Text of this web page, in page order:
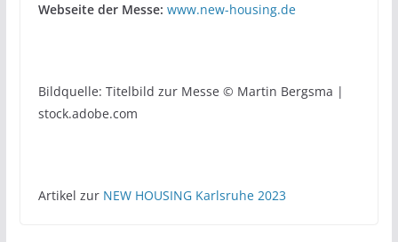
Webseite der Messe: www.new-housing.de
Bildquelle: Titelbild zur Messe © Martin Bergsma |
stock.adobe.com
Artikel zur NEW HOUSING Karlsruhe 2023